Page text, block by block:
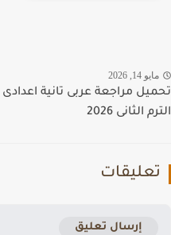
14, 2026
مراجعة عربى تانية اعدادى
الثانى 2026
إرسال تعليق